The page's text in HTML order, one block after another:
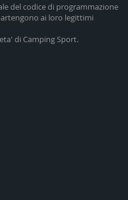
del codice di programmazione
ai loro legittimi
di Camping Sport.